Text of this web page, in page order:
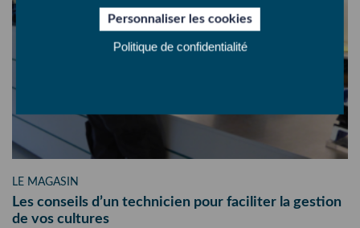
LE MAGASIN
Les conseils d’un technicien pour faciliter la gestion
de vos cultures
Personnaliser les cookies
Politique de confidentialité